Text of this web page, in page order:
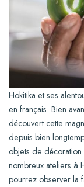
Hokitika et ses
en français. Bien
découvert cette
depuis bien
objets de décoration
nombreux ateliers à
pourrez observer la